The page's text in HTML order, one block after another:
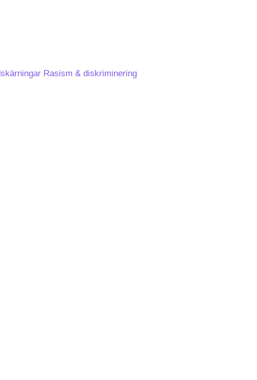
Rasism & diskriminering